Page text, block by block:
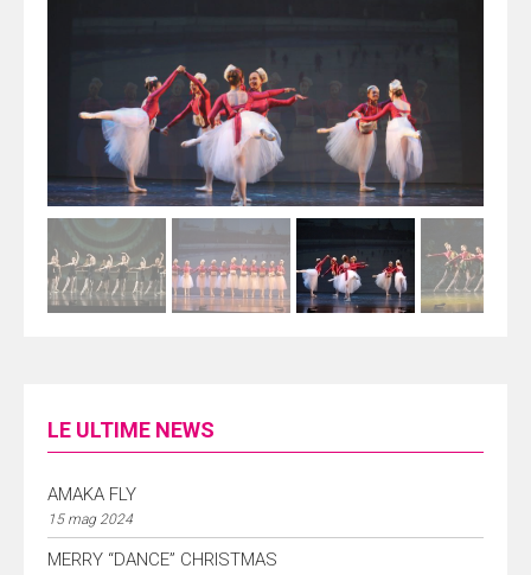
LE ULTIME NEWS
AMAKA FLY
15 mag 2024
MERRY “DANCE” CHRISTMAS